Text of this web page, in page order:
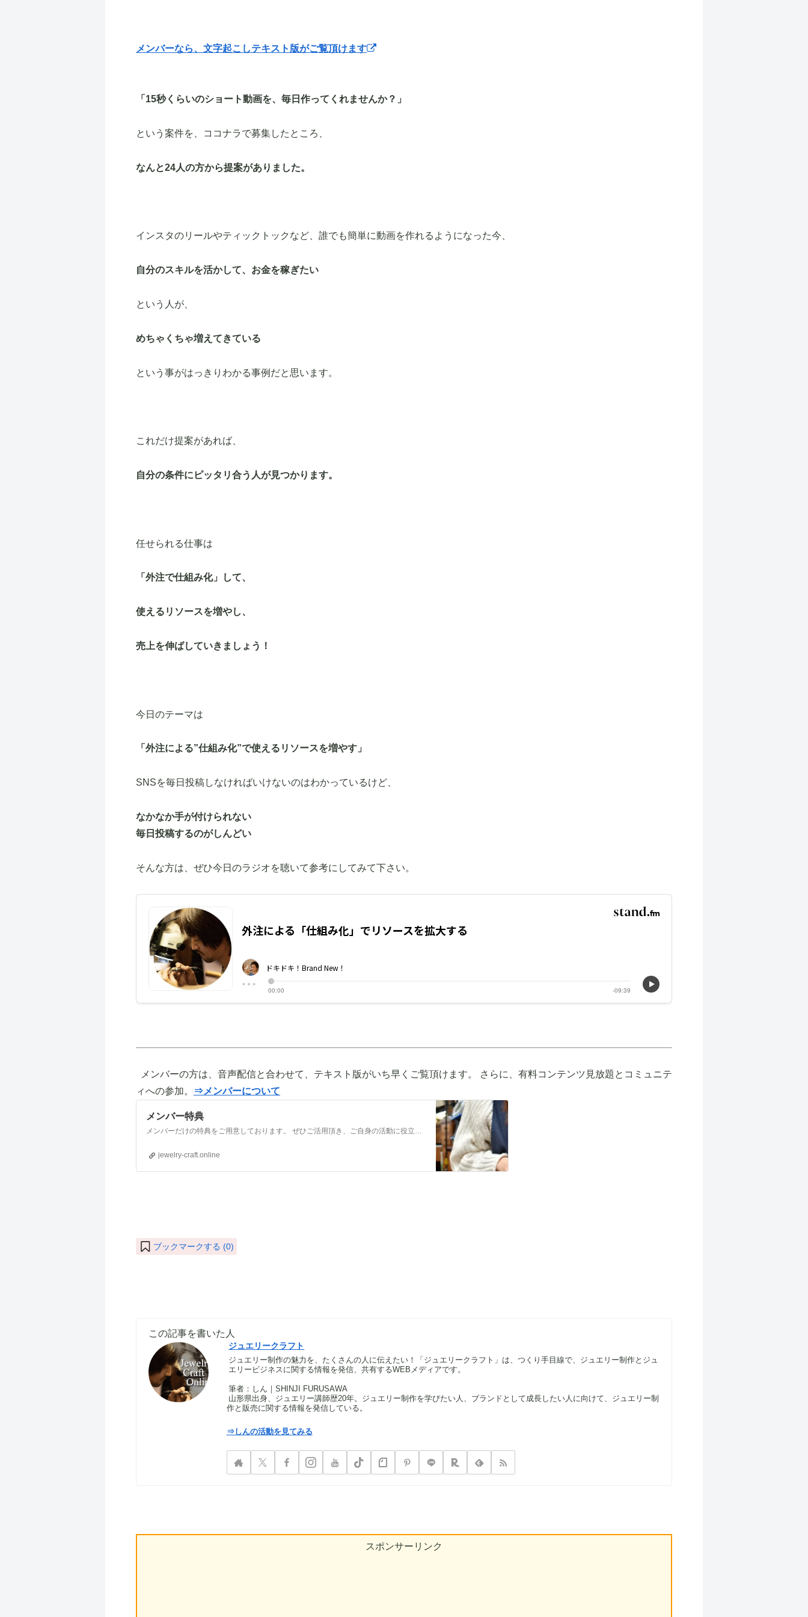
メンバーなら、文字起こしテキスト版がご覧頂けます
「15秒くらいのショート動画を、毎日作ってくれませんか？」
という案件を、ココナラで募集したところ、
なんと24人の方から提案がありました。
インスタのリールやティックトックなど、誰でも簡単に動画を作れるようになった今、
自分のスキルを活かして、お金を稼ぎたい
という人が、
めちゃくちゃ増えてきている
という事がはっきりわかる事例だと思います。
これだけ提案があれば、
自分の条件にピッタリ合う人が見つかります。
任せられる仕事は
「外注で仕組み化」して、
使えるリソースを増やし、
売上を伸ばしていきましょう！
今日のテーマは
「外注による”仕組み化”で使えるリソースを増やす」
SNSを毎日投稿しなければいけないのはわかっているけど、
なかなか手が付けられない
毎日投稿するのがしんどい
そんな方は、ぜひ今日のラジオを聴いて参考にしてみて下さい。
メンバーの方は、音声配信と合わせて、テキスト版がいち早くご覧頂けます。 さらに、有料コンテンツ見放題とコミュニテ
ィへの参加。
⇒メンバーについて
メンバー特典
メンバーだけの特典をご用意しております。 ぜひご活用頂き、ご自身の活動に役立てて下さい。 ⇒メンバーについて詳しく見てみる メンバーになる （） ①有料コンテンツが見放題！ ジュエリー制作に関する情報やビジネス情報やブランディングに関する情
jewelry-craft.online
ブックマークする (0)
この記事を書いた人
ジュエリークラフト
ジュエリー制作の魅力を、たくさんの人に伝えたい！「ジュエリークラフト」は、つくり手目線で、ジュエリー制作とジュ
エリービジネスに関する情報を発信、共有するWEBメディアです。
筆者：しん｜SHINJI FURUSAWA
山形県出身、ジュエリー講師歴20年。ジュエリー制作を学びたい人、ブランドとして成長したい人に向けて、ジュエリー制
作と販売に関する情報を発信している。
⇒しんの活動を見てみる
スポンサーリンク